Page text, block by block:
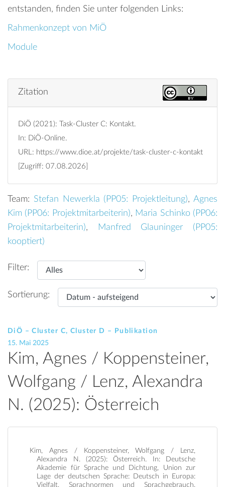
entstanden, finden Sie unter folgenden Links:
Rahmenkonzept von MiÖ
Module
Zitation
DiÖ (2021): Task-Cluster C: Kontakt.
In: DiÖ-Online.
URL: https://www.dioe.at/projekte/task-cluster-c-kontakt
[Zugriff: 07.08.2026]
Team: Stefan Newerkla ( PP05: Projektleitung),Agnes
Kim ( PP06: Projektmitarbeiterin), Maria Schinko ( PP06:
Projektmitarbeiterin), Manfred Glauninger ( PP05:
kooptiert)
Filter:
Sortierung:
DiÖ – Cluster C, Cluster D – Publikation
15. Mai 2025
Kim, Agnes / Koppensteiner,
Wolfgang / Lenz, Alexandra
N. (2025): Österreich
Kim, Agnes / Koppensteiner, Wolfgang / Lenz,
Alexandra N. (2025): Österreich. In: Deutsche
Akademie für Sprache und Dichtung, Union zur
Lage der deutschen Sprache: Deutsch in Europa:
Vielfalt, Sprachnormen und Sprachgebrauch.